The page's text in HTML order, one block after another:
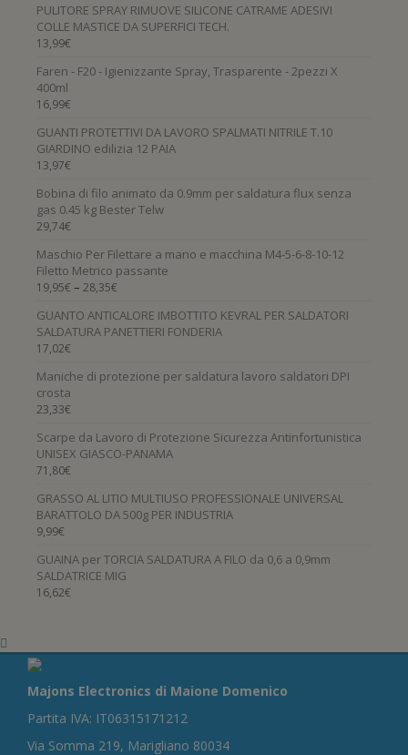
PULITORE SPRAY RIMUOVE SILICONE CATRAME ADESIVI
COLLE MASTICE DA SUPERFICI TECH.
13,99€
Faren - F20 - Igienizzante Spray, Trasparente - 2pezzi X
400ml
16,99€
GUANTI PROTETTIVI DA LAVORO SPALMATI NITRILE T.10
GIARDINO edilizia 12 PAIA
13,97€
Bobina di filo animato da 0.9mm per saldatura flux senza
gas 0.45 kg Bester Telw
29,74€
Maschio Per Filettare a mano e macchina M4-5-6-8-10-12
Filetto Metrico passante
19,95€ – 28,35€
GUANTO ANTICALORE IMBOTTITO KEVRAL PER SALDATORI
SALDATURA PANETTIERI FONDERIA
17,02€
Maniche di protezione per saldatura lavoro saldatori DPI
crosta
23,33€
Scarpe da Lavoro di Protezione Sicurezza Antinfortunistica
UNISEX GIASCO-PANAMA
71,80€
GRASSO AL LITIO MULTIUSO PROFESSIONALE UNIVERSAL
BARATTOLO DA 500g PER INDUSTRIA
9,99€
GUAINA per TORCIA SALDATURA A FILO da 0,6 a 0,9mm
SALDATRICE MIG
16,62€
Majons Electronics di Maione Domenico
Partita IVA: IT06315171212
Via Somma 219, Marigliano 80034